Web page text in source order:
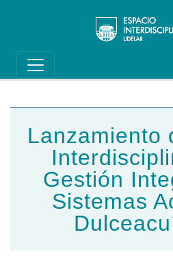
Main navigation
Lanzamiento
Gestión
Sistemas